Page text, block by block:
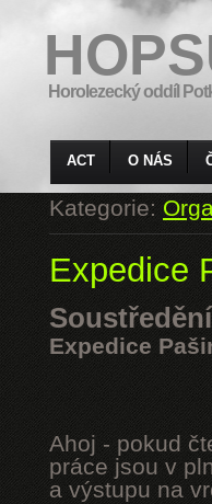
Horolezecký oddíl
ACT O NÁS
Kategorie:
Expedice
Expedice
Ahoj - pokud
práce jsou v
a výstupu na